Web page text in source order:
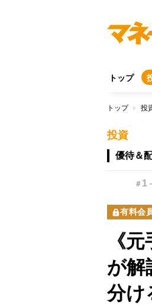
トップ
トップ 投
投資
優待＆
＃ 1
有料会
《
が解
分け